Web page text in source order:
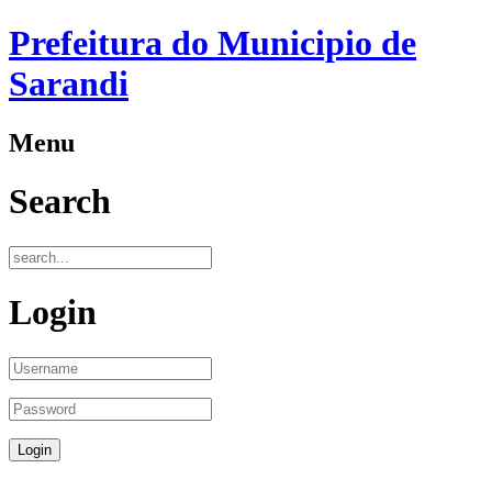
Prefeitura do Municipio de
Sarandi
Menu
Search
Login